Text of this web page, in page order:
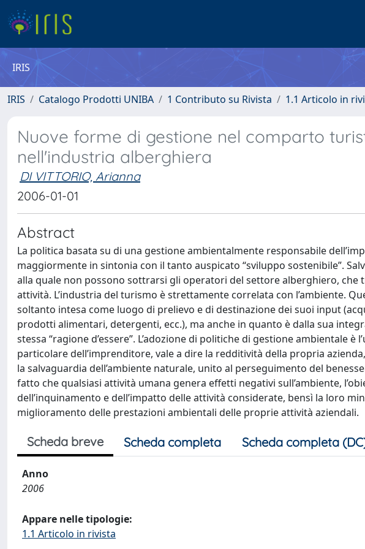
IRIS
IRIS Catalogo Prodotti UNIBA 1 Contributo su Rivista 1.1 Articolo in
Nuove forme di gestione nel comparto
nell'industria alberghiera
DI VITTORIO, Arianna
2006-01-01
Abstract
La politica basata su di una gestione ambientalmente responsabile
maggiormente in sintonia con il tanto auspicato “sviluppo sostenibile”.
alla quale non possono sottrarsi gli operatori del settore alberghiero,
attività. L’industria del turismo è strettamente correlata con l’ambiente.
soltanto intesa come luogo di prelievo e di destinazione dei suoi input
prodotti alimentari, detergenti, ecc.), ma anche in quanto è dalla sua
stessa “ragione d’essere”. L’adozione di politiche di gestione ambientale è
particolare dell’imprenditore, vale a dire la redditività della propria
la salvaguardia dell’ambiente naturale, unito al perseguimento del
fatto che qualsiasi attività umana genera effetti negativi sull’ambiente,
dell’inquinamento e dell’impatto delle attività considerate, bensì la loro
miglioramento delle prestazioni ambientali delle proprie attività aziendali.
Scheda breve Scheda completa Scheda completa
Anno
2006
Appare nelle tipologie:
1.1 Articolo in rivista